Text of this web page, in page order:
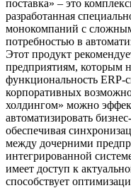
поставка» – это
разработанная
монокомпаний с
потребностью в
Этот продукт
предприятиям, которым
функциональность
корпоративных
холдингом» можно
автоматизировать
обеспечивая
между дочерними
интегрированной
имеет доступ к
способствует